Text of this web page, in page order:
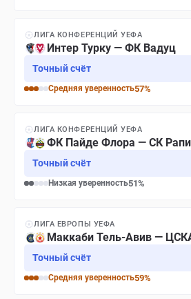
ЛИГА КОНФЕРЕНЦИЙ УЕФА
Интер Турку — ФК Вадуц
Точный счёт
Средняя уверенность57%
ЛИГА КОНФЕРЕНЦИЙ УЕФА
ФК Пайде Флора — СК
Точный счёт
Низкая уверенность51%
ЛИГА ЕВРОПЫ УЕФА
Маккаби Тель-Авив —
Точный счёт
Средняя уверенность59%